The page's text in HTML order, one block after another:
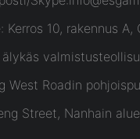
Kerros 10, rakennus A,
West Roadin
Street, Nanhain